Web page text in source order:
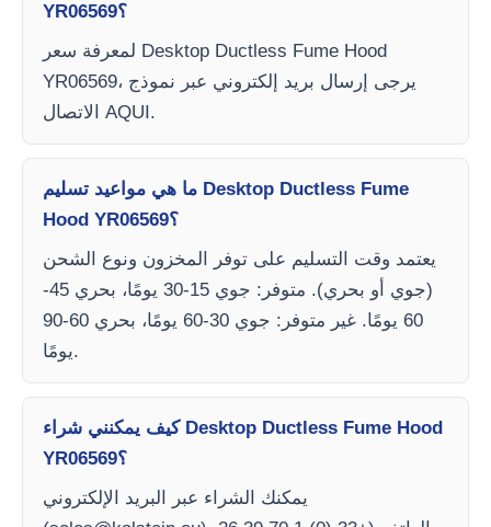
YR06569؟
لمعرفة سعر Desktop Ductless Fume Hood
YR06569، يرجى إرسال بريد إلكتروني عبر نموذج
الاتصال AQUI.
ما هي مواعيد تسليم Desktop Ductless Fume
Hood YR06569؟
يعتمد وقت التسليم على توفر المخزون ونوع الشحن
(جوي أو بحري). متوفر: جوي 15-30 يومًا، بحري 45-
60 يومًا. غير متوفر: جوي 30-60 يومًا، بحري 60-90
يومًا.
كيف يمكنني شراء Desktop Ductless Fume Hood
YR06569؟
يمكنك الشراء عبر البريد الإلكتروني